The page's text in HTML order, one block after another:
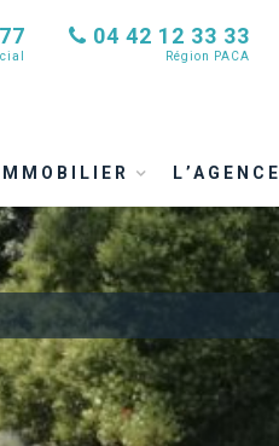
04 42 12 33 33
Région PACA
L’AGENCE